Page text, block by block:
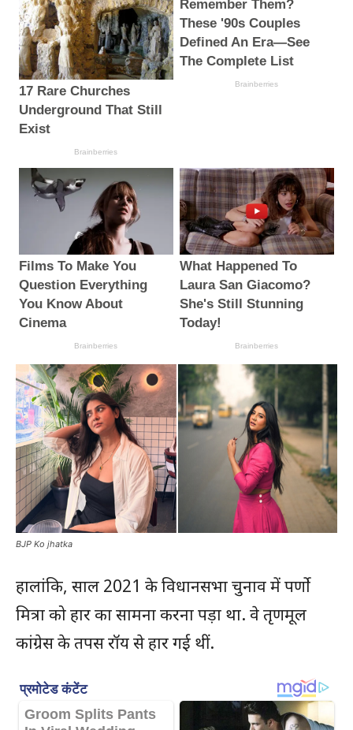
BJP Ko jhatka
हालांकि, साल 2021 के विधानसभा चुनाव में पर्णो
मित्रा को हार का सामना करना पड़ा था. वे तृणमूल
कांग्रेस के तपस रॉय से हार गई थीं.